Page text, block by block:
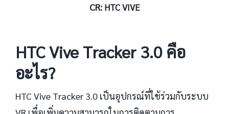
CR: HTC VIVE
HTC Vive Tracker 3.0 คือ
อะไร?
HTC Vive Tracker 3.0 เป็นอุปกรณ์ที่ใช้ร่วมกับระบบ